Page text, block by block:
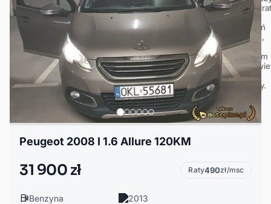
Peugeot 2008 I 1.6 Allure 120KM
31 900 zł Raty490zł/msc
Benzyna
2013